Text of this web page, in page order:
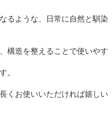
るような、日常に自然と馴染
構造を整えることで使いやす
。
くお使いいただければ嬉しい